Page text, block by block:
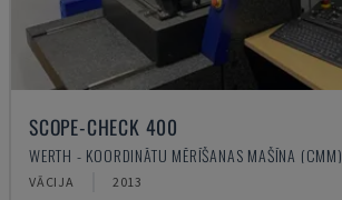
SCOPE-CHECK 400
WERTH - KOORDINĀTU MĒRĪŠANAS MAŠĪNA (CMM)
VĀCIJA 2013